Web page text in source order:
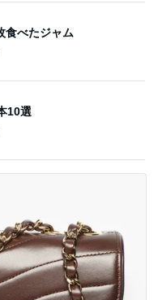
食べたジャム
10選